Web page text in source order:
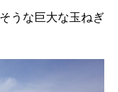
うな巨大な玉ねぎ